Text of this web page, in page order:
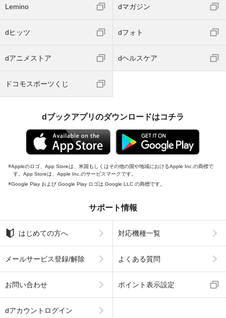
Lemino dマガジン
dヒッツ dフォト
dアニメストア dヘルスケア
ドコモスポーツくじ
dブックアプリのダウンロードはコチラ
Appleのロゴ、App Storeは、米国もしくはその他の国や地域におけるApple Inc.の商標で
す。App Storeは、Apple Inc.のサービスマークです。
Google Play および Google Play ロゴは Google LLC の商標です。
サポート情報
はじめての方へ 対応機種一覧
メールサービス登録/解除 よくある質問
お問い合わせ ポイント表示設定
dアカウントログイン